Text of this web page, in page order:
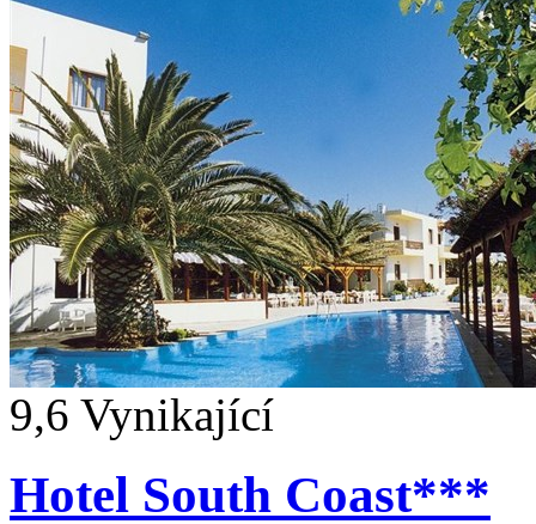
9,6 Vynikající
Hotel South Coast***